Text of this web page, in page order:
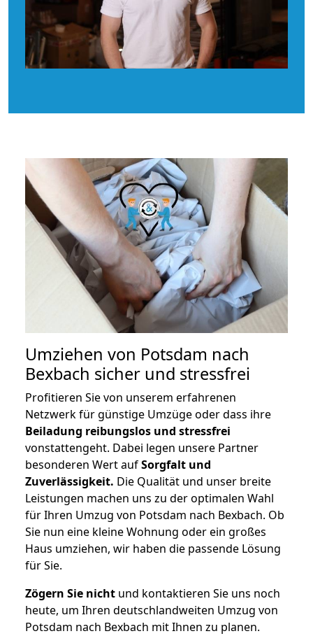
Umziehen von Potsdam nach
Bexbach sicher und stressfrei
Profitieren Sie von unserem erfahrenen
Netzwerk für günstige Umzüge oder dass ihre
Beiladung reibungslos und stressfrei
vonstattengeht. Dabei legen unsere Partner
besonderen Wert aufSorgfalt und
Zuverlässigkeit. Die Qualität und unser breite
Leistungen machen uns zu der optimalen Wahl
für Ihren Umzug von Potsdam nach Bexbach. Ob
Sie nun eine kleine Wohnung oder ein großes
Haus umziehen, wir haben die passende Lösung
für Sie.
Zögern Sie nicht und kontaktieren Sie uns noch
heute, um Ihren deutschlandweiten Umzug von
Potsdam nach Bexbach mit Ihnen zu planen.